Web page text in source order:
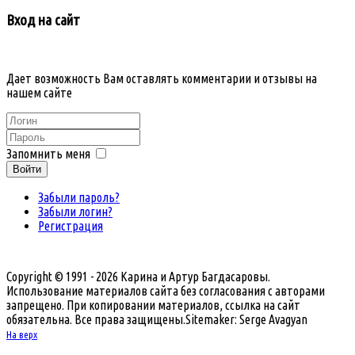
Вход на сайт
Дает возможность Вам оставлять комментарии и отзывы на
нашем сайте
Запомнить меня
Войти
Забыли пароль?
Забыли логин?
Регистрация
Copyright © 1991 - 2026 Карина и Артур Багдасаровы.
Использование материалов сайта без согласования с авторами
запрещено. При копировании материалов, ссылка на сайт
обязательна. Все права защищены.Sitemaker: Serge Avagyan
На верх